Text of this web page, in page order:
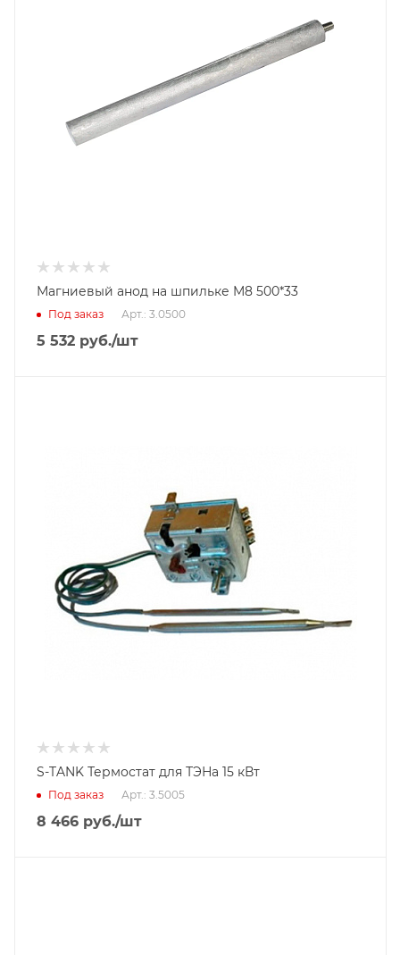
Магниевый анод на шпильке M8 500*33
Под заказ Арт.: 3.0500
5 532 руб./шт
S-TANK Термостат для ТЭНа 15 кВт
Под заказ Арт.: 3.5005
8 466 руб./шт